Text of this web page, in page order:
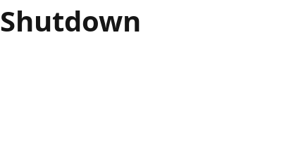
Shutdown